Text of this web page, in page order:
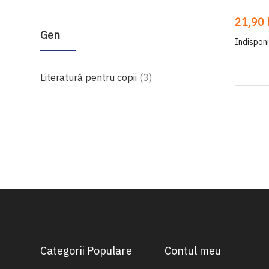
Gen
Literatură pentru copii 3produse
21,90
Categorii Populare Contul meu